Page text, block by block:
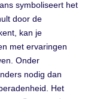
symboliseert het
door de
kan je
met ervaringen
Onder
nodig dan
Het